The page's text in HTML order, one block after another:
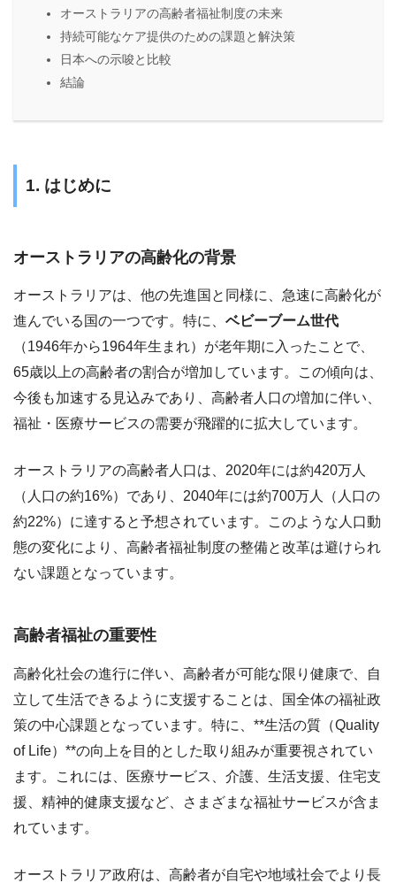
オーストラリアの高齢者福祉制度の未来
持続可能なケア提供のための課題と解決策
日本への示唆と比較
結論
1. はじめに
オーストラリアの高齢化の背景
オーストラリアは、他の先進国と同様に、急速に高齢化が
進んでいる国の一つです。特に、 ベビーブーム世代
（1946年から1964年生まれ）が老年期に入ったことで、
65歳以上の高齢者の割合が増加しています。この傾向は、
今後も加速する見込みであり、高齢者人口の増加に伴い、
福祉・医療サービスの需要が飛躍的に拡大しています。
オーストラリアの高齢者人口は、2020年には約420万人
（人口の約16%）であり、2040年には約700万人（人口の
約22%）に達すると予想されています。このような人口動
態の変化により、高齢者福祉制度の整備と改革は避けられ
ない課題となっています。
高齢者福祉の重要性
高齢化社会の進行に伴い、高齢者が可能な限り健康で、自
立して生活できるように支援することは、国全体の福祉政
策の中心課題となっています。特に、**生活の質（Quality
of Life）**の向上を目的とした取り組みが重要視されてい
ます。これには、医療サービス、介護、生活支援、住宅支
援、精神的健康支援など、さまざまな福祉サービスが含ま
れています。
オーストラリア政府は、高齢者が自宅や地域社会でより長